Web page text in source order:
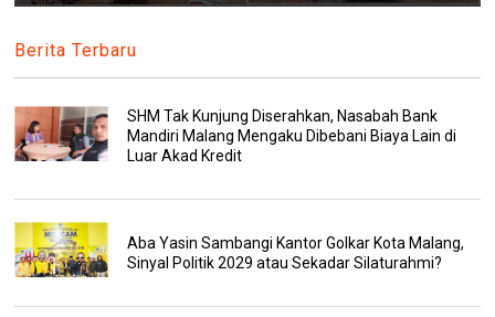
Berita Terbaru
SHM Tak Kunjung Diserahkan, Nasabah Bank
Mandiri Malang Mengaku Dibebani Biaya Lain di
Luar Akad Kredit
Aba Yasin Sambangi Kantor Golkar Kota Malang,
Sinyal Politik 2029 atau Sekadar Silaturahmi?